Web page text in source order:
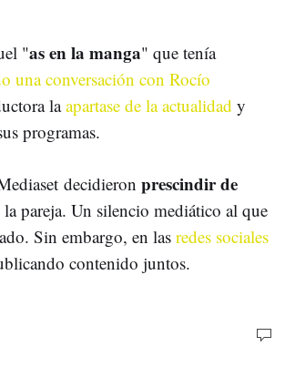
"as en la manga" que tenía
una conversación con Rocío
laapartase de la actualidad y
programas.
decidieron prescindir de
pareja. Un silencio mediático al que
Sin embargo, en las redes sociales
contenido juntos.